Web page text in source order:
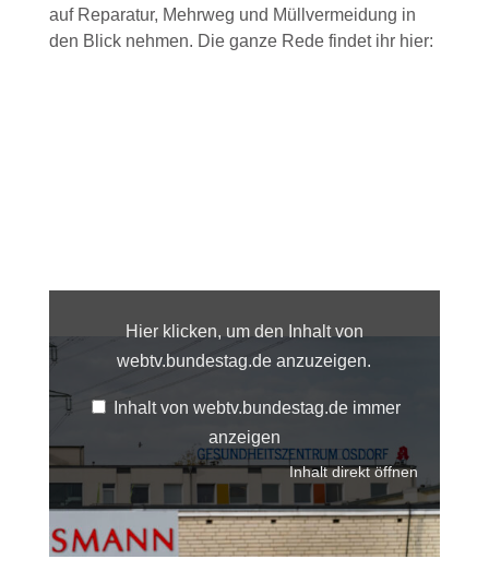
auf Reparatur, Mehrweg und Müllvermeidung in
den Blick nehmen. Die ganze Rede findet ihr hier:
webtv.bundestag.de
anzeigen
Hier klicken, um den Inhalt von
webtv.bundestag.de anzuzeigen.
Inhalt von webtv.bundestag.de immer
anzeigen
Inhalt direkt öffnen